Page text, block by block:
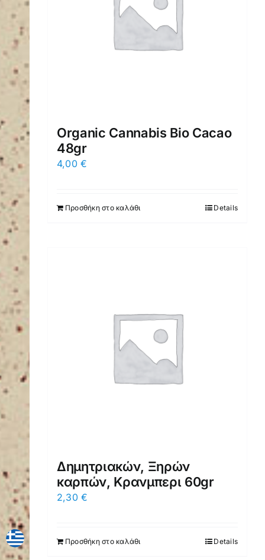
Organic Cannabis Bio Cacao
48gr
4,00€
Προσθήκη στο καλάθι Details
Δημητριακών, Ξηρών
καρπών, Κρανμπερι 60gr
2,30€
Προσθήκη στο καλάθι Details